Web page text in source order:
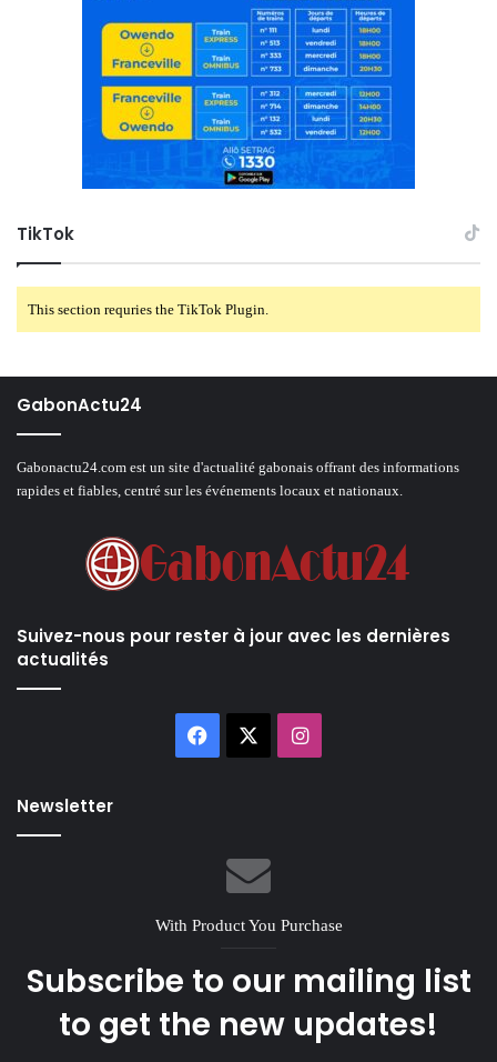
TikTok
This section requries the TikTok Plugin.
GabonActu24
Gabonactu24.com est un site d'actualité gabonais offrant des informations
rapides et fiables, centré sur les événements locaux et nationaux.
Suivez-nous pour rester à jour avec les dernières
actualités
Facebook Instagram
Newsletter
With Product You Purchase
Subscribe to our mailing list
to get the new updates!